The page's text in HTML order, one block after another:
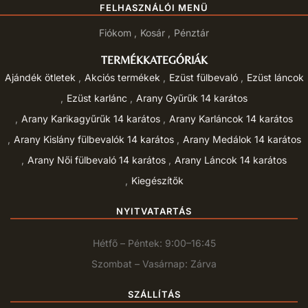
FELHASZNÁLÓI MENÜ
Fiókom Kosár Pénztár
TERMÉKKATEGÓRIÁK
Ajándék ötletek Akciós termékek Ezüst fülbevaló
Ezüst láncok
Ezüst karlánc
Arany Gyűrűk 14 karátos
Arany Karikagyűrűk 14 karátos
Arany Karláncok 14 karátos
Arany Kislány fülbevalók 14 karátos
Arany Medálok 14 karátos
Arany Női fülbevaló 14 karátos
Arany Láncok 14 karátos
Kiegészítők
NYITVATARTÁS
Hétfő – Péntek: 9:00–16:45
Szombat – Vasárnap: Zárva
SZÁLLÍTÁS